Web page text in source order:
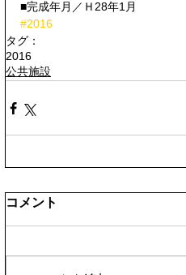
■完成年月／Ｈ28年1月
#2016
タグ：
2016
公共施設
コメント